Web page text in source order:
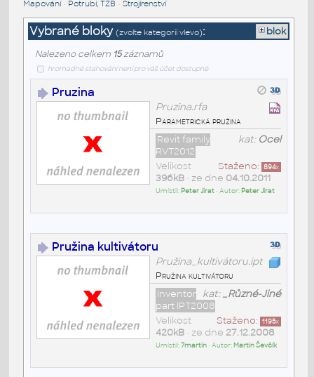
Mapování• Potrubí, TZB • Strojírenství
Vybrané bloky (zvolte kategorii vlevo): blok
Nalezeno celkem 15záznamů
hromadné stahování není pro váš účet dostupné
Pruzina
Pruzina.rfa
Parametrická pružina
kat: Ocel
Revit family
RVT2012
Staženo: 894x
Velikost
396kB• ze dne 04.10.2011
Umístil: Peter Jirat• Autor: Peter Jirat
Pružina kultivátoru
Pružina_kultivátoru.ipt
Pružina kultivátoru
kat:_Různé-Jiné
Inventor
part IPT2008
Staženo: 1195x
Velikost
420kB• ze dne 27.12.2008
Umístil:7martin• Autor: Martin Ševčík